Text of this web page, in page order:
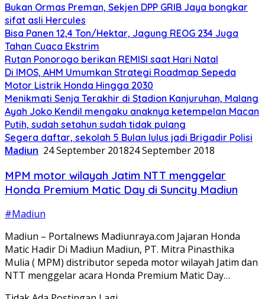
Bukan Ormas Preman, Sekjen DPP GRIB Jaya bongkar
sifat asli Hercules
Bisa Panen 12,4 Ton/Hektar, Jagung REOG 234 Juga
Tahan Cuaca Ekstrim
Rutan Ponorogo berikan REMISI saat Hari Natal
Di IMOS, AHM Umumkan Strategi Roadmap Sepeda
Motor Listrik Honda Hingga 2030
Menikmati Senja Terakhir di Stadion Kanjuruhan, Malang
Ayah Joko Kendil mengaku anaknya ketempelan Macan
Putih, sudah setahun sudah tidak pulang
Segera daftar, sekolah 5 Bulan lulus jadi Brigadir Polisi
Madiun 24 September 201824 September 2018
MPM motor wilayah Jatim NTT menggelar
Honda Premium Matic Day di Suncity Madiun
#Madiun
Madiun – Portalnews Madiunraya.com Jajaran Honda
Matic Hadir Di Madiun Madiun, PT. Mitra Pinasthika
Mulia ( MPM) distributor sepeda motor wilayah Jatim dan
NTT menggelar acara Honda Premium Matic Day…